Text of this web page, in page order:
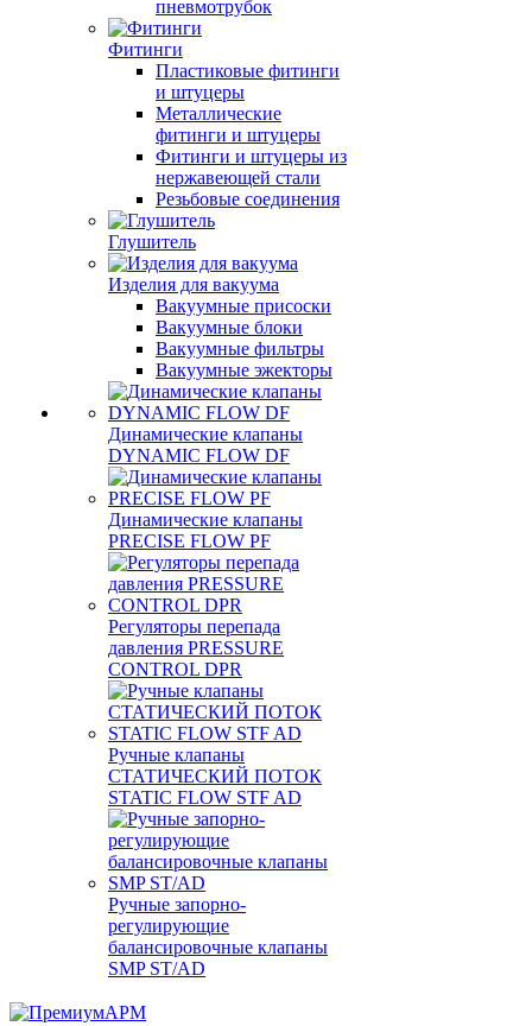
пневмотрубок
Фитинги
Пластиковые фитинги
и штуцеры
Металлические
фитинги и штуцеры
Фитинги и штуцеры из
нержавеющей стали
Резьбовые соединения
Глушитель
Изделия для вакуума
Вакуумные присоски
Вакуумные блоки
Вакуумные фильтры
Вакуумные эжекторы
Динамические клапаны
DYNAMIC FLOW DF
Динамические клапаны
PRECISE FLOW PF
Регуляторы перепада
давления PRESSURE
CONTROL DPR
Ручные клапаны
СТАТИЧЕСКИЙ ПОТОК
STATIC FLOW STF AD
Ручные запорно-
регулирующие
балансировочные клапаны
SMP ST/AD